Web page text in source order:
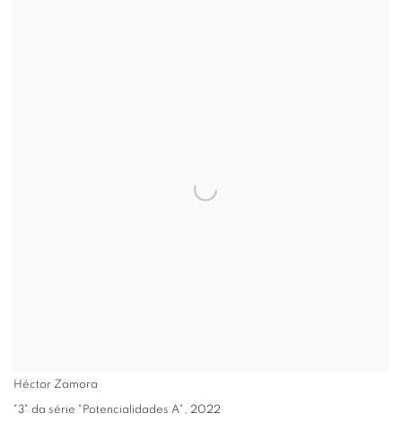
Héctor Zamora
"3" da série "Potencialidades A", 2022